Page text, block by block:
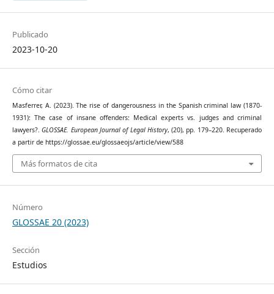
Publicado
2023-10-20
Cómo citar
Masferrer, A. (2023). The rise of dangerousness in the Spanish criminal law (1870-
1931): The case of insane offenders: Medical experts vs. judges and criminal
lawyers?.GLOSSAE. European Journal of Legal History, (20), pp. 179–220. Recuperado
a partir de https://glossae.eu/glossaeojs/article/view/588
Más formatos de cita
Número
GLOSSAE 20 (2023)
Sección
Estudios